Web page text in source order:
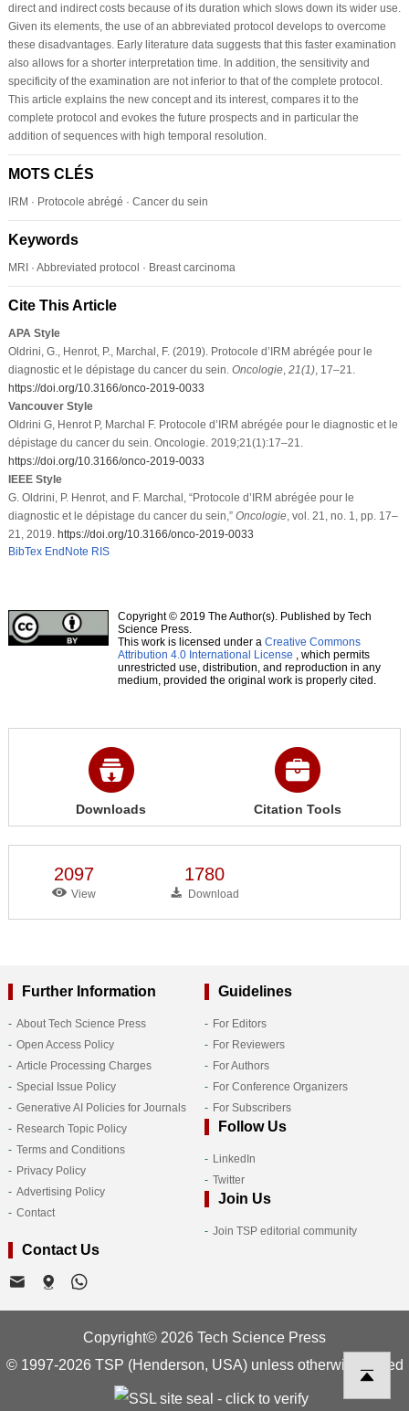
direct and indirect costs because of its duration which slows down its wider use.
Given its elements, the use of an abbreviated protocol develops to overcome
these disadvantages. Early literature data suggests that this faster examination
also allows for a shorter interpretation time. In addition, the sensitivity and
specificity of the examination are not inferior to that of the complete protocol.
This article explains the new concept and its interest, compares it to the
complete protocol and evokes the future prospects and in particular the
addition of sequences with high temporal resolution.
MOTS CLÉS
IRM · Protocole abrégé · Cancer du sein
Keywords
MRI · Abbreviated protocol · Breast carcinoma
Cite This Article
APA Style
Oldrini, G., Henrot, P., Marchal, F. (2019). Protocole d’IRM abrégée pour le
diagnostic et le dépistage du cancer du sein. Oncologie, 21(1), 17–21.
https://doi.org/10.3166/onco-2019-0033
Vancouver Style
Oldrini G, Henrot P, Marchal F. Protocole d’IRM abrégée pour le diagnostic et le
dépistage du cancer du sein. Oncologie. 2019;21(1):17–21.
https://doi.org/10.3166/onco-2019-0033
IEEE Style
G. Oldrini, P. Henrot, and F. Marchal, “Protocole d’IRM abrégée pour le
diagnostic et le dépistage du cancer du sein,” Oncologie, vol. 21, no. 1, pp. 17–
21, 2019. https://doi.org/10.3166/onco-2019-0033
BibTex EndNote RIS
Copyright © 2019 The Author(s). Published by Tech
Science Press.
This work is licensed under a Creative Commons
Attribution 4.0 International License , which permits
unrestricted use, distribution, and reproduction in any
medium, provided the original work is properly cited.
Downloads Citation Tools
2097
View
1780
Download
Further Information
About Tech Science Press
Open Access Policy
Article Processing Charges
Special Issue Policy
Generative AI Policies for Journals
Research Topic Policy
Terms and Conditions
Privacy Policy
Advertising Policy
Contact
Guidelines
For Editors
For Reviewers
For Authors
For Conference Organizers
For Subscribers
Follow Us
LinkedIn
Twitter
Join Us
Join TSP editorial community
Contact Us
Copyright© 2026 Tech Science Press
© 1997-2026 TSP (Henderson, USA) unless otherwise stated